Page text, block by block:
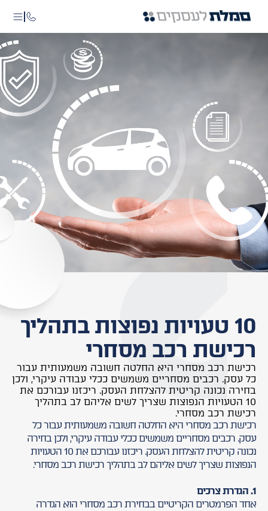
10 טעויות נפוצות בתהליך
רכישת רכב מסחרי
רכישת רכב מסחרי היא החלטה חשובה משמעותית עבור
כל עסק. רכבים מסחריים משמשים ככלי עבודה עיקרי, ולכן
בחירה נכונה קריטית להצלחת העסק. ריכזנו עבורכם את
10 הטעויות הנפוצות שצריך לשים אליהם לב בתהליך
רכישת רכב מסחרי.
רכישת רכב מסחרי היא החלטה חשובה משמעותית עבור כל
עסק. רכבים מסחריים משמשים ככלי עבודה עיקרי, ולכן בחירה
נכונה קריטית להצלחת העסק. ריכזנו עבורכם את 10 הטעויות
הנפוצות שצריך לשים אליהם לב בתהליך רכישת רכב מסחרי.
1. הגדרת צרכים
אחד הפרמטרים הקריטיים בבחירת רכב מסחרי הוא הגדרה